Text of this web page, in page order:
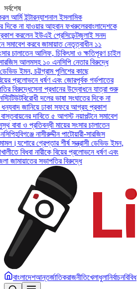
সর্বশেষ
ইন্টারন্যাশনাল ইসলামিক
না যাওয়ার আহ্বান ফখরুলেরবাংলাদেশকে
করলেন ইউএই প্রেসিডেন্টজুলাই সনদ
করবে জামায়াত নেতৃত্বাধীন ১১
চালাতেন আলিফ, চিকিৎসা ও ক্ষতিপূরণ চাইল
আলমসহ ১০ এনসিপি নেতার বিরুদ্ধে
ইমন, চট্টগ্রাম পুলিশের কাছে
প্রলোভনে ধর্ষণ এবং জোরপূর্বক গর্ভপাতের
বিরুদ্ধেসেনা প্রধানের উদ্বোধনে যাত্রা শুরু
বিরোধী দলের ভাষা সংঘাতের দিকে না
জানিয়ে ঢাকা সফরে আগ্রহ প্রকাশ
দাবিতে ৫ আগস্ট নয়াপল্টনে সমাবেশ
ও প্রতিবন্ধী মায়ের সংসার চালাতেন
হবিগঞ্জে নাসীরুদ্দীন পাটোয়ারী-সারজিস
যশোরে গ্রেপ্তার শীর্ষ সন্ত্রাসী ডেভিড ইমন,
বিধবা নারীকে বিয়ের প্রলোভনে ধর্ষণ এবং
সভাপতির বিরুদ্ধে
বাংলাদেশআন্তর্জাতিকরাজনীতিখেলাধুলানির্বাচনবিবিধ